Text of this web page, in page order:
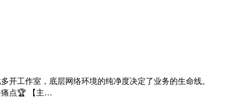
开工作室，底层网络环境的纯净度决定了业务的生命线。
痛点🏆 【主…